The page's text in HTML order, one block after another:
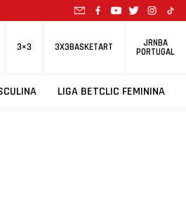
3×3 3X3BASKETART JRNBA
PORTUGAL
LIGA BETCLIC FEMININA